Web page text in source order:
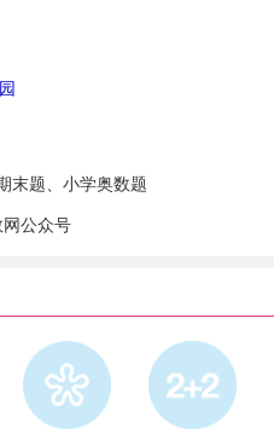
末题、小学奥数题
网公众号